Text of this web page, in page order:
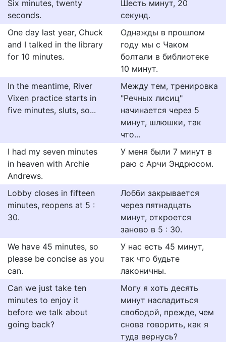
Six minutes, twenty
seconds.
Шесть минут, 20
секунд.
One day last year, Chuck
and I talked in the library
for 10 minutes.
Однажды в прошлом
году мы с Чаком
болтали в библиотеке
10 минут.
In the meantime, River
Vixen practice starts in
five minutes, sluts, so...
Между тем, тренировка
"Речных лисиц"
начинается через 5
минут, шлюшки, так
что...
I had my seven minutes
in heaven with Archie
Andrews.
У меня были 7 минут в
раю с Арчи Эндрюсом.
Lobby closes in fifteen
minutes, reopens at 5 :
30.
Лобби закрывается
через пятнадцать
минут, откроется
заново в 5 : 30.
We have 45 minutes, so
please be concise as you
can.
У нас есть 45 минут,
так что будьте
лаконичны.
Can we just take ten
minutes to enjoy it
before we talk about
going back?
Могу я хоть десять
минут насладиться
свободой, прежде, чем
снова говорить, как я
туда вернусь?